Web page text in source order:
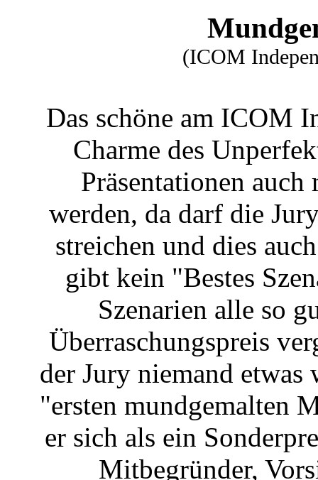
(ICOM
Das schöne am ICOM
Charme des
Präsentationen
werden, da darf die
streichen und dies
gibt kein "Bestes
Szenarien alle so
Überraschungspreis
der Jury niemand etwas
"ersten mundgemalten
er sich als ein
Mitbegründer,